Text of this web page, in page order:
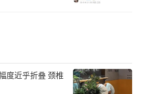
度近乎折叠 颈椎